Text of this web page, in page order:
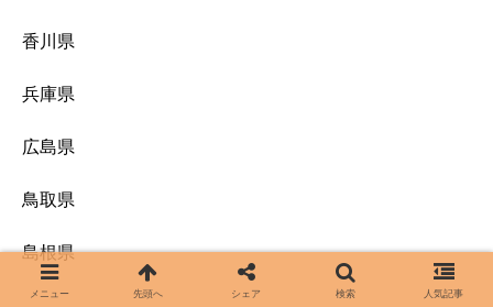
香川県
兵庫県
広島県
鳥取県
島根県
メニュー 先頭へ シェア 検索 人気記事